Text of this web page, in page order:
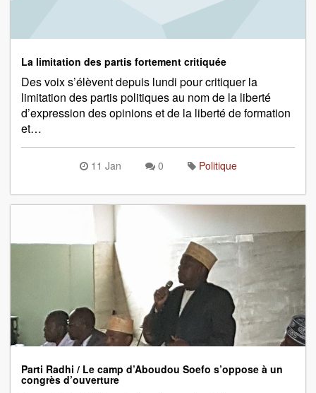
La limitation des partis fortement critiquée
Des voix s’élèvent depuis lundi pour critiquer la
limitation des partis politiques au nom de la liberté
d’expression des opinions et de la liberté de formation
et…
11 Jan 0 Politique
Parti Radhi / Le camp d’Aboudou Soefo s’oppose à un
congrès d’ouverture